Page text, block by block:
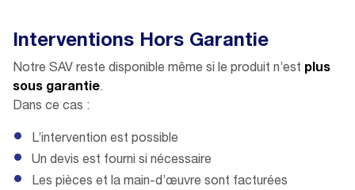
Interventions Hors Garantie
Notre SAV reste disponible même si le produit n’est plus
sous garantie.
Dans ce cas :
L’intervention est possible
Un devis est fourni si nécessaire
Les pièces et la main-d’œuvre sont facturées